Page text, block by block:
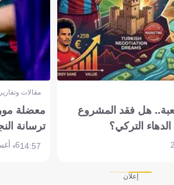
هل فقد المشروع
التركي؟
مقالات
معضلة
ترسانة
14:576 أغسطس 2026
إعلان